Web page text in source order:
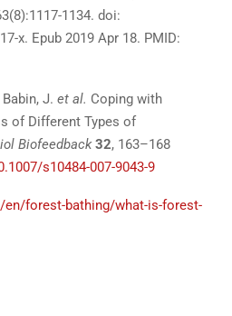
1134. doi:
x. Epub 2019 Apr 18. PMID:
J. et al. Coping with
of Different Types of
Biofeedback 32, 163–168
s10484-007-9043-9
forest-bathing/what-is-forest-